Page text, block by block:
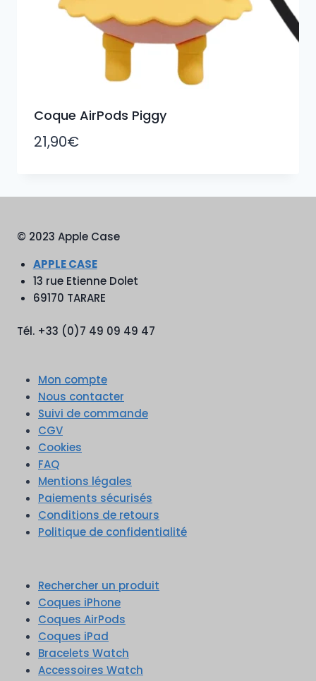
Coque AirPods Piggy
21,90€
© 2023 Apple Case
APPLE CASE
13 rue Etienne Dolet
69170 TARARE
Tél. +33 (0)7 49 09 49 47
Mon compte
Nous contacter
Suivi de commande
CGV
Cookies
FAQ
Mentions légales
Paiements sécurisés
Conditions de retours
Politique de confidentialité
Rechercher un produit
Coques iPhone
Coques AirPods
Coques iPad
Bracelets Watch
Accessoires Watch